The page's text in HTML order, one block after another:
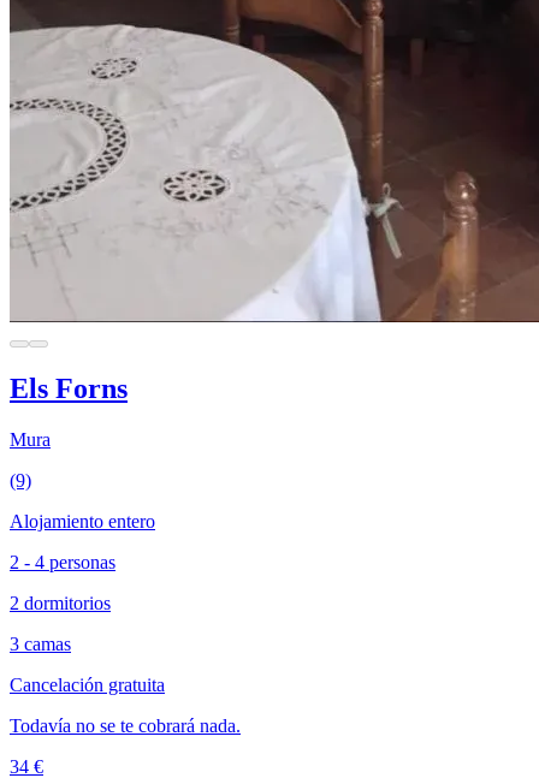
Els Forns
Mura
(9)
Alojamiento entero
2 - 4 personas
2 dormitorios
3 camas
Cancelación gratuita
Todavía no se te cobrará nada.
34 €